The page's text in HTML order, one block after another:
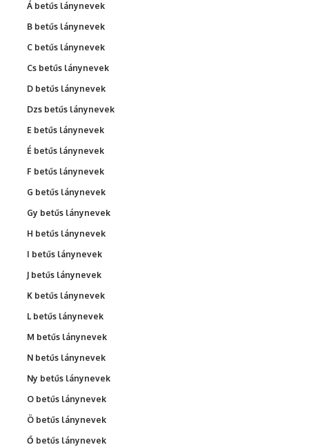
Á betűs lánynevek
B betűs lánynevek
C betűs lánynevek
Cs betűs lánynevek
D betűs lánynevek
Dzs betűs lánynevek
E betűs lánynevek
É betűs lánynevek
F betűs lánynevek
G betűs lánynevek
Gy betűs lánynevek
H betűs lánynevek
I betűs lánynevek
J betűs lánynevek
K betűs lánynevek
L betűs lánynevek
M betűs lánynevek
N betűs lánynevek
Ny betűs lánynevek
O betűs lánynevek
Ö betűs lánynevek
Ő betűs lánynevek